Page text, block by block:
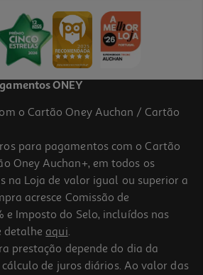
5.0
250g
ONEY
o Cartão Oney Auchan / Cartão
para pagamentos com o Cartão
Oney Auchan+, em todos os
na Loja de valor igual ou superior a
acresce Comissão de
e Imposto do Selo, incluídos nas
detalhe aqui.
prestação depende do dia da
de juros diários. Ao valor das